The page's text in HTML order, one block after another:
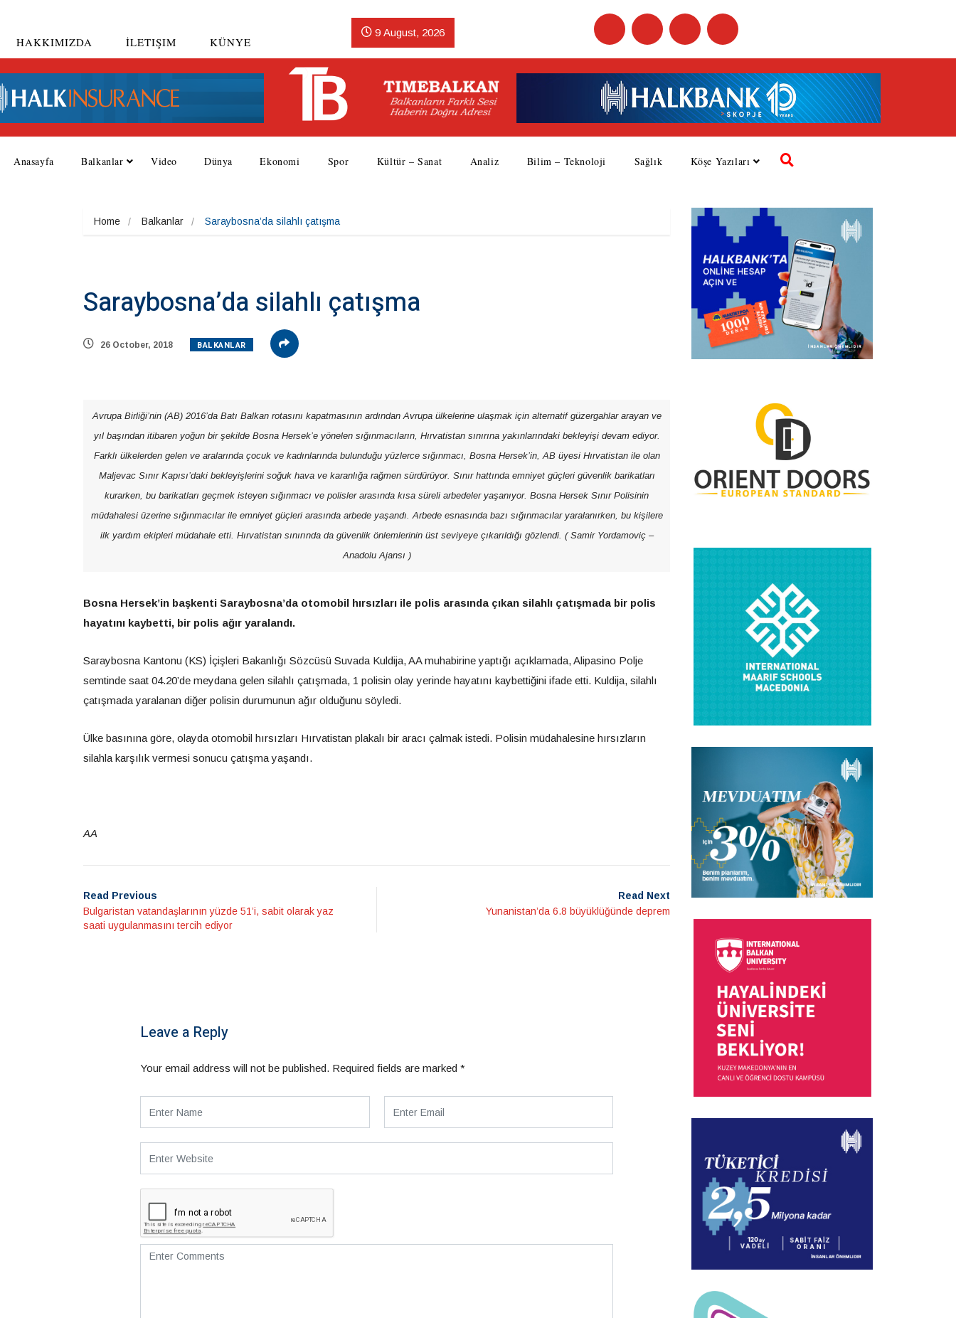
HAKKIMIZDA İLETIŞIM KÜNYE
9 August, 2026
Anasayfa Balkanlar Video Dünya Ekonomi Spor Kültür – Sanat Analiz Bilim – Teknoloji Sağlık Köşe Yazıları
Home Balkanlar Saraybosna’da silahlı çatışma
Saraybosna’da silahlı çatışma
26 October, 2018 BALKANLAR
Avrupa Birliği’nin (AB) 2016’da Batı Balkan rotasını kapatmasının ardından Avrupa ülkelerine ulaşmak için alternatif güzergahlar arayan ve
yıl başından itibaren yoğun bir şekilde Bosna Hersek’e yönelen sığınmacıların, Hırvatistan sınırına yakınlarındaki bekleyişi devam ediyor.
Farklı ülkelerden gelen ve aralarında çocuk ve kadınlarında bulunduğu yüzlerce sığınmacı, Bosna Hersek’in, AB üyesi Hırvatistan ile olan
Maljevac Sınır Kapısı’daki bekleyişlerini soğuk hava ve karanlığa rağmen sürdürüyor. Sınır hattında emniyet güçleri güvenlik barikatları
kurarken, bu barikatları geçmek isteyen sığınmacı ve polisler arasında kısa süreli arbedeler yaşanıyor. Bosna Hersek Sınır Polisinin
müdahalesi üzerine sığınmacılar ile emniyet güçleri arasında arbede yaşandı. Arbede esnasında bazı sığınmacılar yaralanırken, bu kişilere
ilk yardım ekipleri müdahale etti. Hırvatistan sınırında da güvenlik önlemlerinin üst seviyeye çıkarıldığı gözlendi. ( Samir Yordamoviç –
Anadolu Ajansı )
Bosna Hersek’in başkenti Saraybosna’da otomobil hırsızları ile polis arasında çıkan silahlı çatışmada bir polis
hayatını kaybetti, bir polis ağır yaralandı.
Saraybosna Kantonu (KS) İçişleri Bakanlığı Sözcüsü Suvada Kuldija, AA muhabirine yaptığı açıklamada, Alipasino Polje
semtinde saat 04.20’de meydana gelen silahlı çatışmada, 1 polisin olay yerinde hayatını kaybettiğini ifade etti. Kuldija, silahlı
çatışmada yaralanan diğer polisin durumunun ağır olduğunu söyledi.
Ülke basınına göre, olayda otomobil hırsızları Hırvatistan plakalı bir aracı çalmak istedi. Polisin müdahalesine hırsızların
silahla karşılık vermesi sonucu çatışma yaşandı.
AA
Read Previous
Bulgaristan vatandaşlarının yüzde 51’i, sabit olarak yaz
saati uygulanmasını tercih ediyor
Read Next
Yunanistan’da 6.8 büyüklüğünde deprem
Leave a Reply
Your email address will not be published. Required fields are marked *